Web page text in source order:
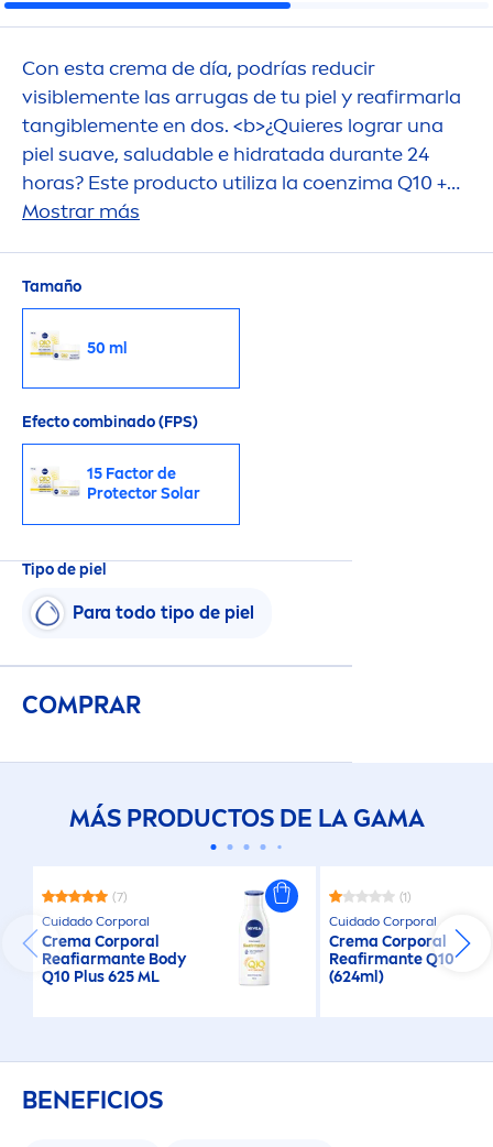
Con esta crema de día, podrías reducir
visiblemente las arrugas de tu piel y reafirmarla
tangiblemente en dos. <b>¿Quieres lograr una
piel suave, saludable e hidratada durante 24
horas? Este producto utiliza la coenzima Q10 +
creatina para lograrlo.</b>
Mostrar más
Tamaño
50 ml
Efecto combinado (FPS)
15 Factor de
Protector Solar
Tipo de piel
Para todo tipo de piel
COMPRAR
MÁS PRODUCTOS DE LA GAMA
(7)
Cuidado Corporal
Crema Corporal
Reafiarmante Body
Q10 Plus 625 ML
(1)
Cuidado Corporal
Crema Corporal
Reafirmante Q10
(624ml)
BENEFICIOS